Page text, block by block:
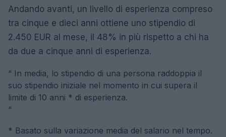
Andando avanti, un livello di esperienza compreso
tra cinque e dieci anni ottiene uno stipendio di
2.450 EUR al mese, il 48% in più rispetto a chi ha
da due a cinque anni di esperienza.
“ In media, lo stipendio di una persona raddoppia il
suo stipendio iniziale nel momento in cui supera il
limite di 10 anni * di esperienza.
“
* Basato sulla variazione media del salario nel tempo.